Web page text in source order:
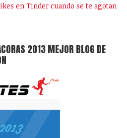
en Tinder cuando se te agotan
2013 MEJOR BLOG DE